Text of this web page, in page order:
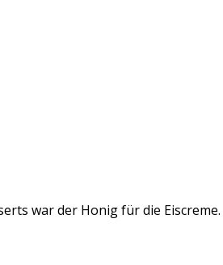
war der Honig für die Eiscreme.